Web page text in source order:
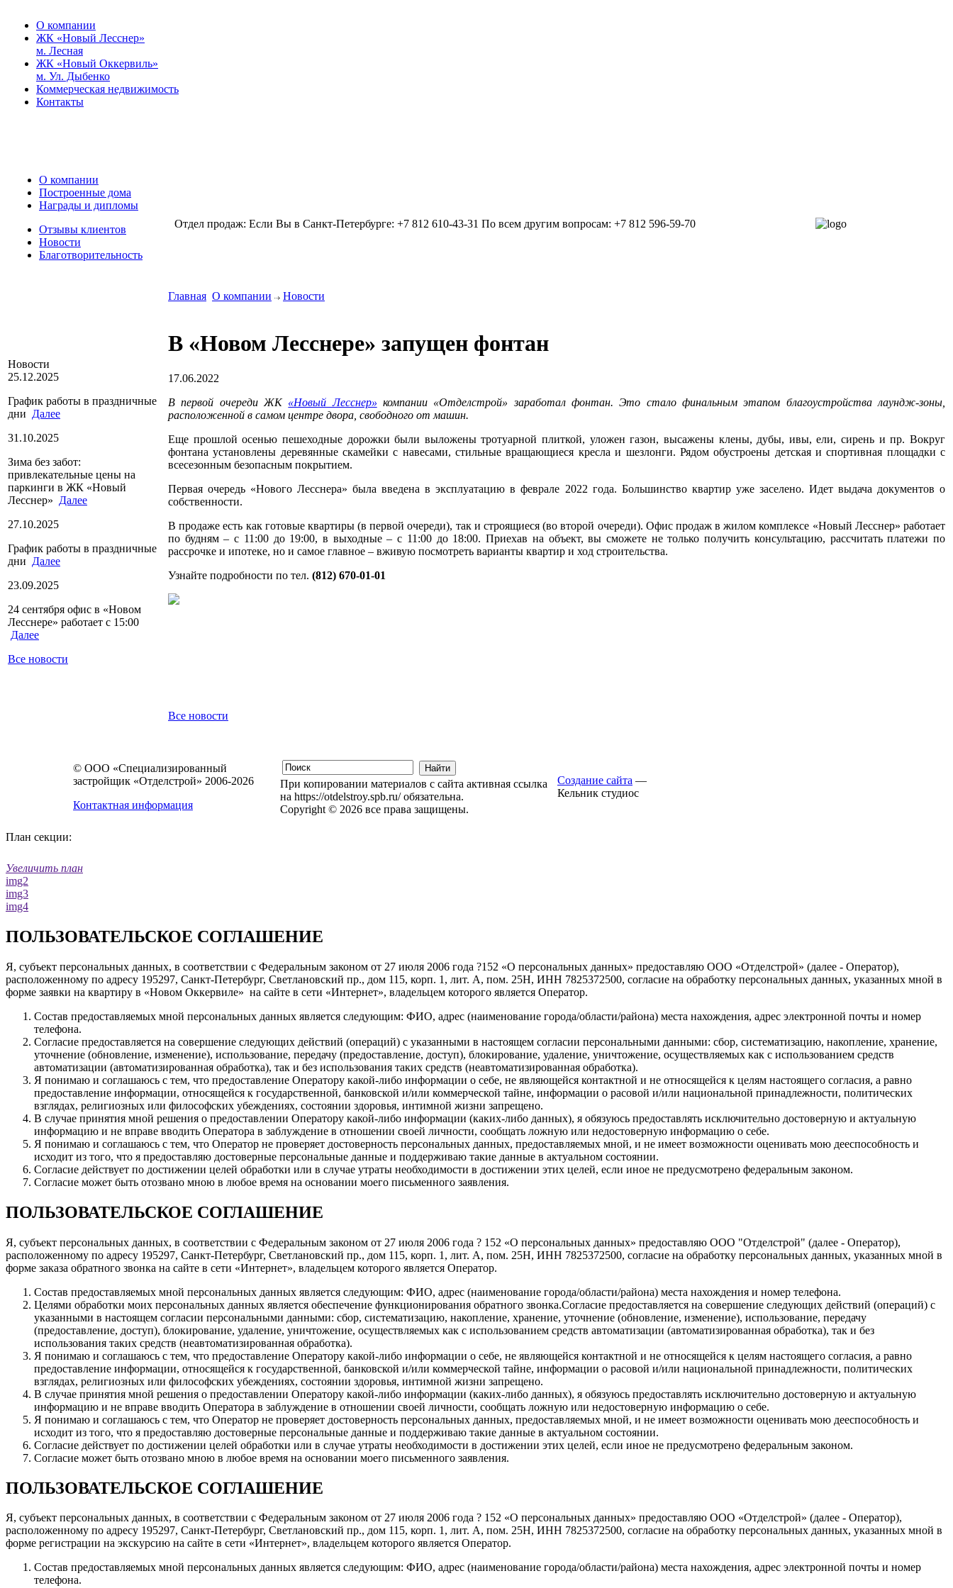
О компании
ЖК «Новый Лесснер»
м. Лесная
ЖК «Новый Оккервиль»
м. Ул. Дыбенко
Коммерческая недвижимость
Контакты
О компании
Построенные дома
Награды и дипломы
Отзывы клиентов
Новости
Благотворительность
Отдел продаж: Если Вы в Санкт-Петербурге: +7 812 610-43-31 По всем другим вопросам: +7 812 596-59-70
Новости
25.12.2025
График работы в праздничные
дни Далее
31.10.2025
Зима без забот:
привлекательные цены на
паркинги в ЖК «Новый
Лесснер» Далее
27.10.2025
График работы в праздничные
дни Далее
23.09.2025
24 сентября офис в «Новом
Лесснере» работает с 15:00
Далее
Все новости
Главная О компании Новости
В «Новом Лесснере» запущен фонтан
17.06.2022
В первой очереди ЖК «Новый Лесснер» компании «Отделстрой» заработал фонтан. Это стало финальным этапом благоустройства лаундж-зоны,
расположенной в самом центре двора, свободного от машин.
Еще прошлой осенью пешеходные дорожки были выложены тротуарной плиткой, уложен газон, высажены клены, дубы, ивы, ели, сирень и пр. Вокруг
фонтана установлены деревянные скамейки с навесами, стильные вращающиеся кресла и шезлонги. Рядом обустроены детская и спортивная площадки с
всесезонным безопасным покрытием.
Первая очередь «Нового Лесснера» была введена в эксплуатацию в феврале 2022 года. Большинство квартир уже заселено. Идет выдача документов о
собственности.
В продаже есть как готовые квартиры (в первой очереди), так и строящиеся (во второй очереди). Офис продаж в жилом комплексе «Новый Лесснер» работает
по будням – с 11:00 до 19:00, в выходные – с 11:00 до 18:00. Приехав на объект, вы сможете не только получить консультацию, рассчитать платежи по
рассрочке и ипотеке, но и самое главное – вживую посмотреть варианты квартир и ход строительства.
Узнайте подробности по тел. (812) 670-01-01
Все новости
© ООО «Специализированный
застройщик «Отделстрой» 2006-2026
Контактная информация
При копировании материалов с сайта активная ссылка
на https://otdelstroy.spb.ru/ обязательна.
Copyright © 2026 все права защищены.
Создание сайта —
Кельник студиос
План секции:
Увеличить план
img2
img3
img4
ПОЛЬЗОВАТЕЛЬСКОЕ СОГЛАШЕНИЕ
Я, субъект персональных данных, в соответствии с Федеральным законом от 27 июля 2006 года ?152 «О персональных данных» предоставляю ООО «Отделстрой» (далее - Оператор),
расположенному по адресу 195297, Санкт-Петербург, Светлановский пр., дом 115, корп. 1, лит. А, пом. 25Н, ИНН 7825372500, согласие на обработку персональных данных, указанных мной в
форме заявки на квартиру в «Новом Оккервиле» на сайте в сети «Интернет», владельцем которого является Оператор.
Состав предоставляемых мной персональных данных является следующим: ФИО, адрес (наименование города/области/района) места нахождения, адрес электронной почты и номер
телефона.
Согласие предоставляется на совершение следующих действий (операций) с указанными в настоящем согласии персональными данными: сбор, систематизацию, накопление, хранение,
уточнение (обновление, изменение), использование, передачу (предоставление, доступ), блокирование, удаление, уничтожение, осуществляемых как с использованием средств
автоматизации (автоматизированная обработка), так и без использования таких средств (неавтоматизированная обработка).
Я понимаю и соглашаюсь с тем, что предоставление Оператору какой-либо информации о себе, не являющейся контактной и не относящейся к целям настоящего согласия, а равно
предоставление информации, относящейся к государственной, банковской и/или коммерческой тайне, информации о расовой и/или национальной принадлежности, политических
взглядах, религиозных или философских убеждениях, состоянии здоровья, интимной жизни запрещено.
В случае принятия мной решения о предоставлении Оператору какой-либо информации (каких-либо данных), я обязуюсь предоставлять исключительно достоверную и актуальную
информацию и не вправе вводить Оператора в заблуждение в отношении своей личности, сообщать ложную или недостоверную информацию о себе.
Я понимаю и соглашаюсь с тем, что Оператор не проверяет достоверность персональных данных, предоставляемых мной, и не имеет возможности оценивать мою дееспособность и
исходит из того, что я предоставляю достоверные персональные данные и поддерживаю такие данные в актуальном состоянии.
Согласие действует по достижении целей обработки или в случае утраты необходимости в достижении этих целей, если иное не предусмотрено федеральным законом.
Согласие может быть отозвано мною в любое время на основании моего письменного заявления.
ПОЛЬЗОВАТЕЛЬСКОЕ СОГЛАШЕНИЕ
Я, субъект персональных данных, в соответствии с Федеральным законом от 27 июля 2006 года ? 152 «О персональных данных» предоставляю ООО "Отделстрой" (далее - Оператор),
расположенному по адресу 195297, Санкт-Петербург, Светлановский пр., дом 115, корп. 1, лит. А, пом. 25Н, ИНН 7825372500, согласие на обработку персональных данных, указанных мной в
форме заказа обратного звонка на сайте в сети «Интернет», владельцем которого является Оператор.
Состав предоставляемых мной персональных данных является следующим: ФИО, адрес (наименование города/области/района) места нахождения и номер телефона.
Целями обработки моих персональных данных является обеспечение функционирования обратного звонка.Согласие предоставляется на совершение следующих действий (операций) с
указанными в настоящем согласии персональными данными: сбор, систематизацию, накопление, хранение, уточнение (обновление, изменение), использование, передачу
(предоставление, доступ), блокирование, удаление, уничтожение, осуществляемых как с использованием средств автоматизации (автоматизированная обработка), так и без
использования таких средств (неавтоматизированная обработка).
Я понимаю и соглашаюсь с тем, что предоставление Оператору какой-либо информации о себе, не являющейся контактной и не относящейся к целям настоящего согласия, а равно
предоставление информации, относящейся к государственной, банковской и/или коммерческой тайне, информации о расовой и/или национальной принадлежности, политических
взглядах, религиозных или философских убеждениях, состоянии здоровья, интимной жизни запрещено.
В случае принятия мной решения о предоставлении Оператору какой-либо информации (каких-либо данных), я обязуюсь предоставлять исключительно достоверную и актуальную
информацию и не вправе вводить Оператора в заблуждение в отношении своей личности, сообщать ложную или недостоверную информацию о себе.
Я понимаю и соглашаюсь с тем, что Оператор не проверяет достоверность персональных данных, предоставляемых мной, и не имеет возможности оценивать мою дееспособность и
исходит из того, что я предоставляю достоверные персональные данные и поддерживаю такие данные в актуальном состоянии.
Согласие действует по достижении целей обработки или в случае утраты необходимости в достижении этих целей, если иное не предусмотрено федеральным законом.
Согласие может быть отозвано мною в любое время на основании моего письменного заявления.
ПОЛЬЗОВАТЕЛЬСКОЕ СОГЛАШЕНИЕ
Я, субъект персональных данных, в соответствии с Федеральным законом от 27 июля 2006 года ? 152 «О персональных данных» предоставляю ООО «Отделстрой» (далее - Оператор),
расположенному по адресу 195297, Санкт-Петербург, Светлановский пр., дом 115, корп. 1, лит. А, пом. 25Н, ИНН 7825372500, согласие на обработку персональных данных, указанных мной в
форме регистрации на экскурсию на сайте в сети «Интернет», владельцем которого является Оператор.
Состав предоставляемых мной персональных данных является следующим: ФИО, адрес (наименование города/области/района) места нахождения, адрес электронной почты и номер
телефона.